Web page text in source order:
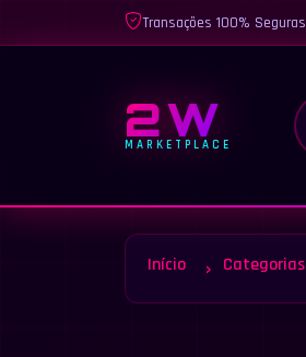
Transações 100% Seguras
2W
MARKETPLACE
Início Categorias